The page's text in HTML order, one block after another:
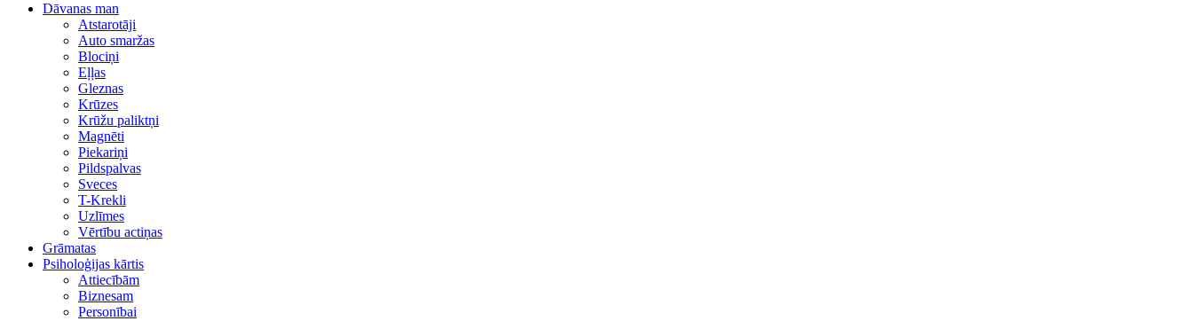
Dāvanas man
Atstarotāji
Auto smaržas
Blociņi
Eļļas
Gleznas
Krūzes
Krūžu paliktņi
Magnēti
Piekariņi
Pildspalvas
Sveces
T-Krekli
Uzlīmes
Vērtību actiņas
Grāmatas
Psiholoģijas kārtis
Attiecībām
Biznesam
Personībai